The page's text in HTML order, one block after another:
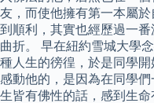
友，而使他擁有第一本屬
到順利，其實也經歷過一
曲折。 早在紐約雪城大學
種人生的徬徨，於是同學
感動他的，是因為在同學
生皆有佛性的話，感到生